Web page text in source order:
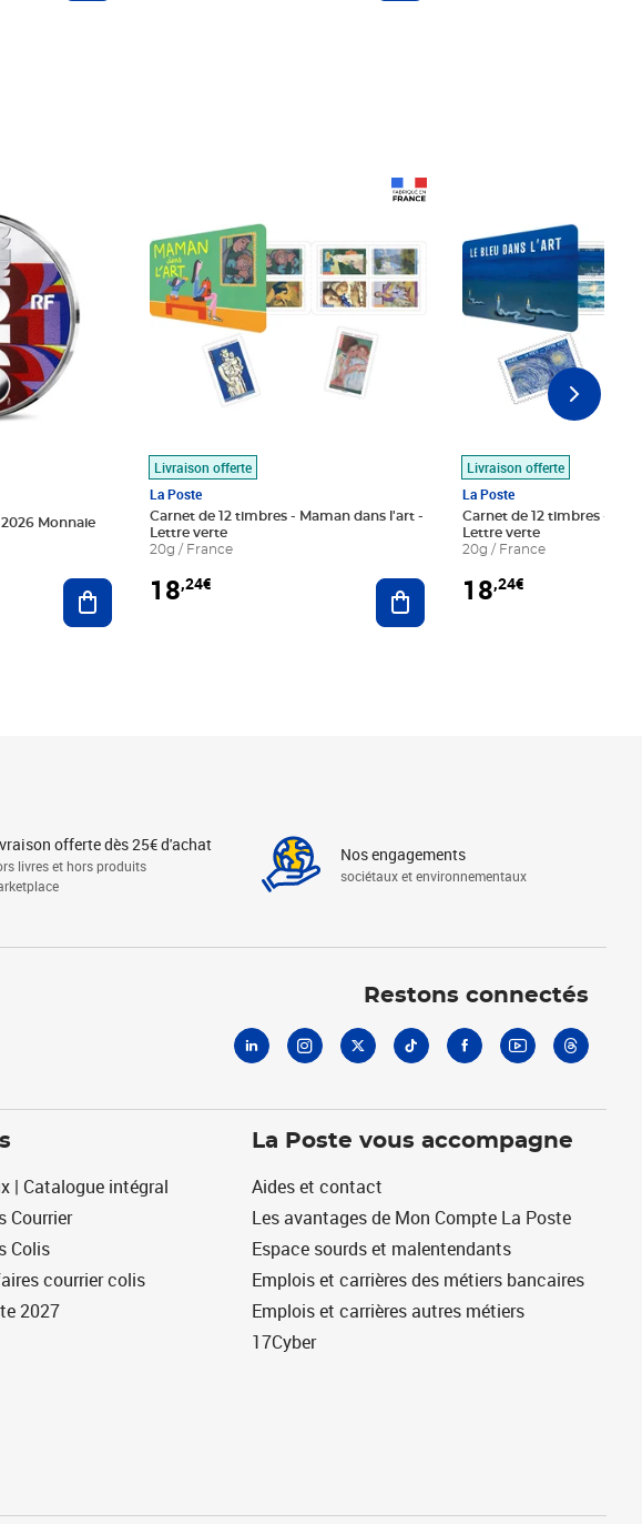
Monnaie
Ajouter au panier
Livraison offerte
La Poste
Carnet de 12 timbres - Maman dans l'art -
Lettre verte
20g / France
18,24€ Ajouter au panier
Livraison offerte
La Poste
Carnet de 12 timbres - Le
Lettre verte
20g / France
18,24€
offerte dès 25€ d'achat
livres et hors produits
Nos engagements
sociétaux et environnementaux
Restons connectés
| Catalogue intégral
Courrier
Colis
courrier colis
2027
La Poste vous accompagne
Aides et contact
Les avantages de Mon Compte La Poste
Espace sourds et malentendants
Emplois et carrières des métiers bancaires
Emplois et carrières autres métiers
17Cyber